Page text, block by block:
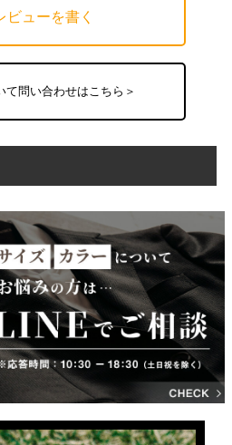
ビューを書く
て問い合わせはこちら＞